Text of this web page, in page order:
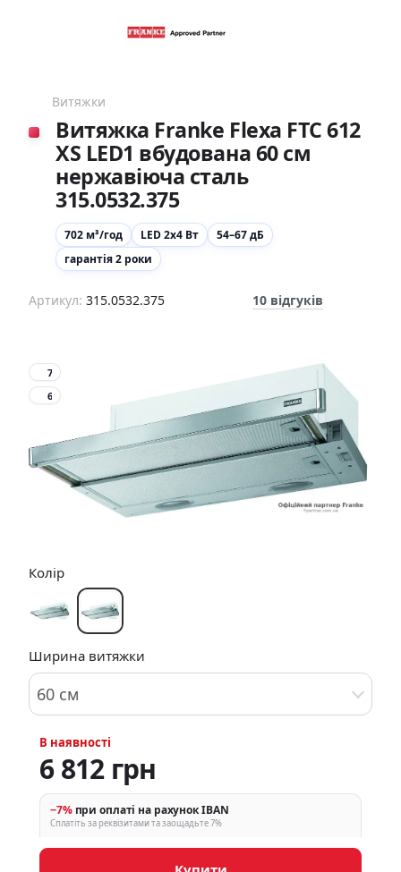
Витяжки
Витяжка Franke Flexa FTC 612
XS LED1 вбудована 60 см
нержавіюча сталь
315.0532.375
702 м³/год LED 2х4 Вт
54–67 дБ
гарантія 2 роки
Артикул: 315.0532.375 10 відгуків
7
6
Колір
Ширина витяжки
60 см
В наявності
6 812 грн
−7% при оплаті на рахунок IBAN
Сплатіть за реквізитами та заощадьте 7%